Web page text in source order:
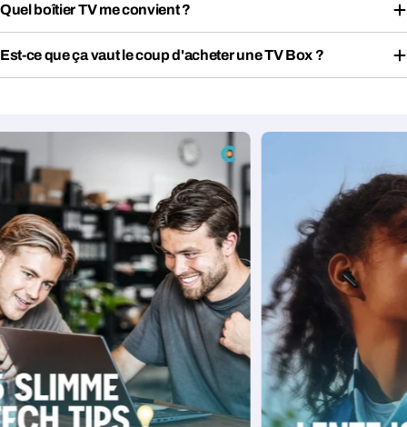
Quel boîtier TV me convient ?
Est-ce que ça vaut le coup d'acheter une TV Box ?